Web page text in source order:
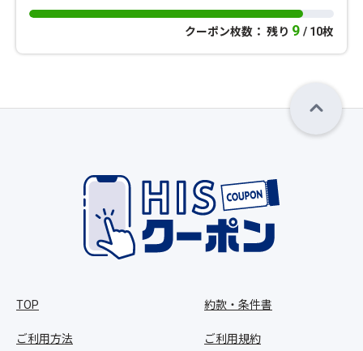
クーポン枚数： 残り 9 / 10枚
TOP
ご利用方法
約款・条件書
ご利用規約